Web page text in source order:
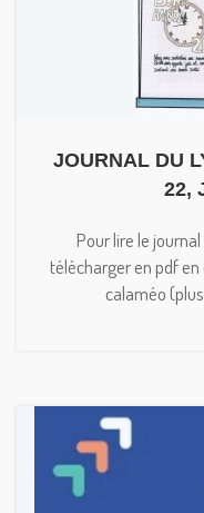
JOURNAL DU
22,
Pour lire le
télécharger en pdf
calaméo